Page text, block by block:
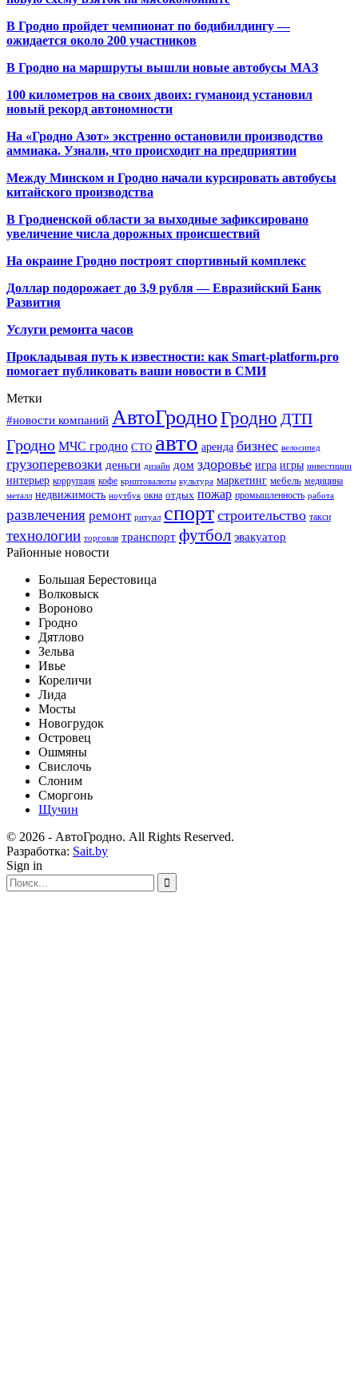
В Гродно пройдет чемпионат по бодибилдингу —
ожидается около 200 участников
В Гродно на маршруты вышли новые автобусы МАЗ
100 километров на своих двоих: гуманоид установил
новый рекорд автономности
На «Гродно Азот» экстренно остановили производство
аммиака. Узнали, что происходит на предприятии
Между Минском и Гродно начали курсировать автобусы
китайского производства
В Гродненской области за выходные зафиксировано
увеличение числа дорожных происшествий
На окраине Гродно построят спортивный комплекс
Доллар подорожает до 3,9 рубля — Евразийский Банк
Развития
Услуги ремонта часов
Прокладывая путь к известности: как Smart-platform.pro
помогает публиковать ваши новости в СМИ
Метки
#новости компаний АвтоГродноГродно ДТП
Гродно МЧС гродно СТО авто аренда бизнес велосипед
грузоперевозки деньги дизайн дом здоровье игра игры инвестиции
интерьер коррупция кофе криптовалюты культура маркетинг мебель медицина
металл недвижимость ноутбук окна отдых пожар промышленность работа
развлечения ремонт ритуал спорт строительство такси
технологии торговля транспорт футбол эвакуатор
Районные новости
Большая Берестовица
Волковыск
Вороново
Гродно
Дятлово
Зельва
Ивье
Кореличи
Лида
Мосты
Новогрудок
Островец
Ошмяны
Свислочь
Слоним
Сморгонь
Щучин
© 2026 - АвтоГродно. All Rights Reserved.
Разработка: Sait.by
Sign in